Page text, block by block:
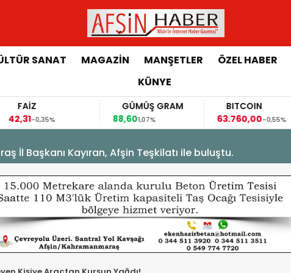
SANAT MAGAZİN MANŞETLER ÖZEL HABER
KÜNYE
FAİZ
42,31-0,35%
GÜMÜŞ GRAM
88,601,07%
BITCOIN
63.760,00-0,55%
İl Başkanı Kayıran, Afşin Teşkilatı ile buluştu.